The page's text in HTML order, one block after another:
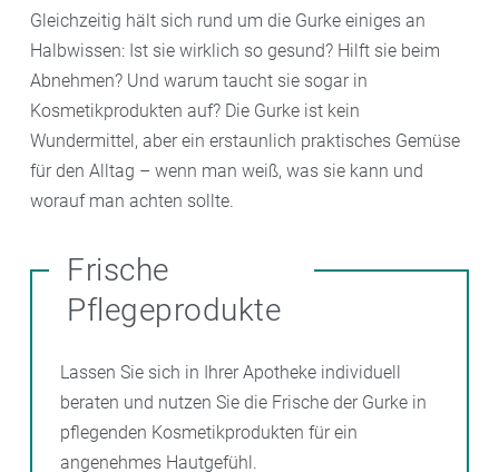
Gleichzeitig hält sich rund um die Gurke einiges an
Halbwissen: Ist sie wirklich so gesund? Hilft sie beim
Abnehmen? Und warum taucht sie sogar in
Kosmetikprodukten auf? Die Gurke ist kein
Wundermittel, aber ein erstaunlich praktisches Gemüse
für den Alltag – wenn man weiß, was sie kann und
worauf man achten sollte.
Frische
Pflegeprodukte
Lassen Sie sich in Ihrer Apotheke individuell
beraten und nutzen Sie die Frische der Gurke in
pflegenden Kosmetikprodukten für ein
angenehmes Hautgefühl.